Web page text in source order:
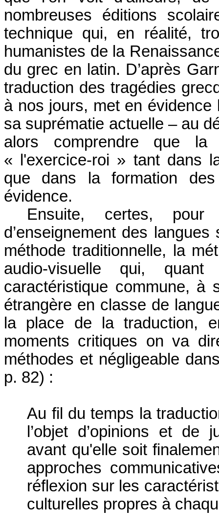
nombreuses éditions
technique qui, en réalité,
humanistes de la
du grec en latin. D’après
traduction des tragédies
à nos jours, met en
sa suprématie actuelle – au
alors comprendre que la
« l'exercice-roi » tant dans
que dans la formation des
évidence.
Ensuite, certes,
d’enseignement des
méthode traditionnelle, la
audio-visuelle qui,
caractéristique commune, à
étrangère en classe de
la place de la traduction,
moments critiques on va
méthodes et négligeable
p. 82) :
Au fil du temps la
l’objet d’opinions et
avant qu'elle soit
approches
réflexion sur les
culturelles propres à